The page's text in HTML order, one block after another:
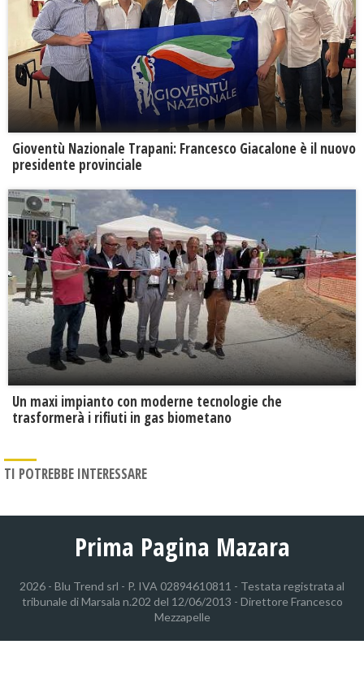
Gioventù Nazionale Trapani: Francesco Giacalone è il nuovo
presidente provinciale
Un maxi impianto con moderne tecnologie che
trasformerà i rifiuti in gas biometano
TI POTREBBE INTERESSARE
Prima Pagina Mazara
2026 - Blu Trend srl - P. IVA 02894610811 - Testata registrata al
tribunale di Marsala n.202 del 12/06/2013 - Direttore Francesco
Mezzapelle